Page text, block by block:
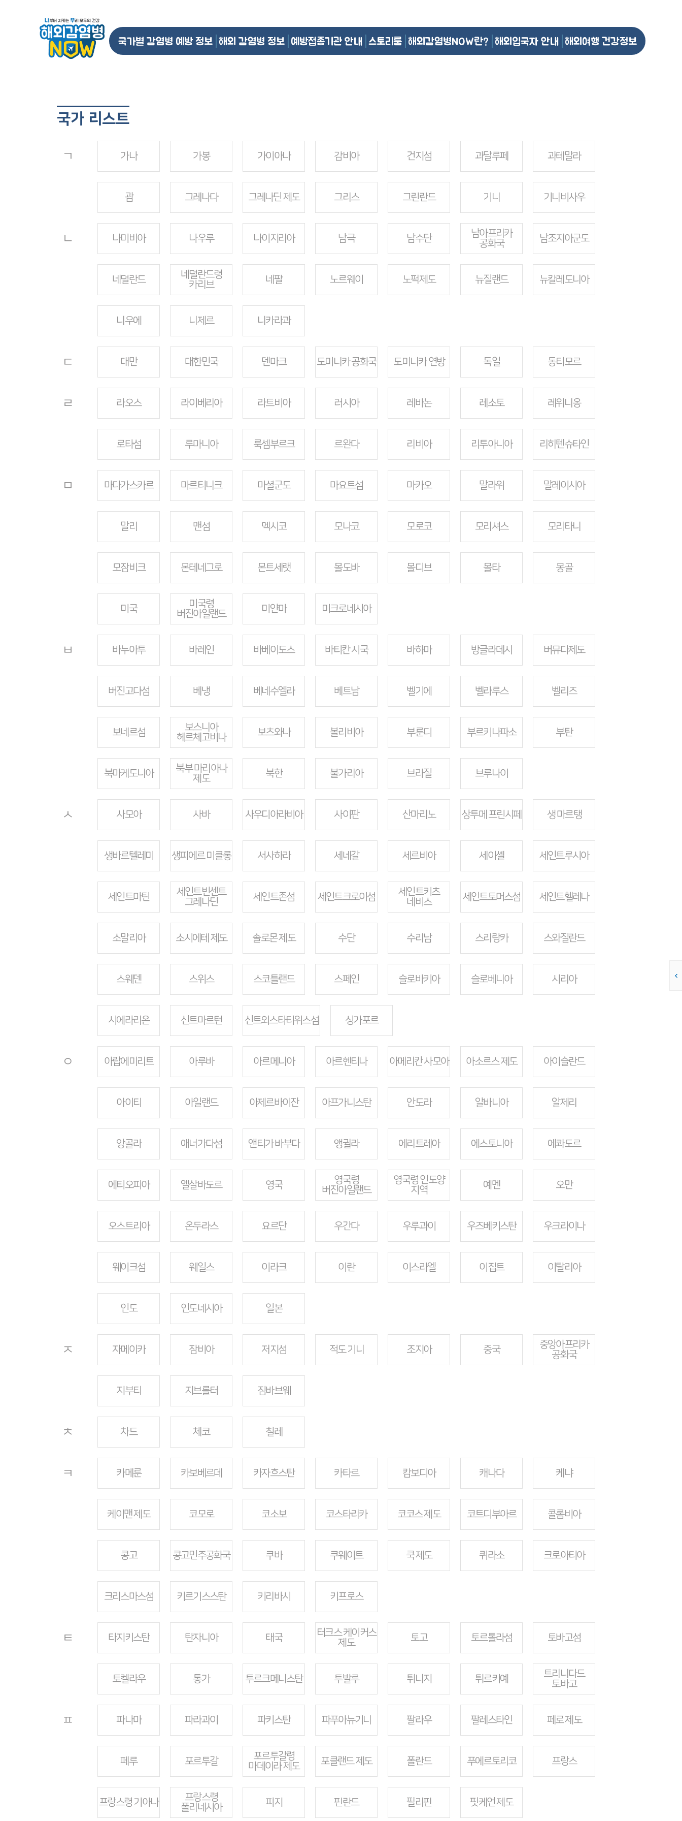
국가별 감염병 예방 정보 해외 감염병 정보 예방접종기관 안내 스토리룸 해외감염병NOW란? 해외입국자 안내 해외여행 건강정보
국가 리스트
ㄱ 가나 가봉 가이아나 감비아 건지섬 과달루페 과테말라
괌 그레나다 그레나딘 제도 그리스 그린란드 기니 기니비사우
ㄴ 나미비아 나우루 나이지리아 남극 남수단
남아프리카
공화국
남조지아군도
네덜란드
네덜란드령
카리브
네팔 노르웨이 노퍽제도 뉴질랜드 뉴칼레도니아
니우에 니제르 니카라과
ㄷ 대만 대한민국 덴마크 도미니카 공화국 도미니카 연방 독일 동티모르
ㄹ 라오스 라이베리아 라트비아 러시아 레바논 레소토 레위니옹
로타섬 루마니아 룩셈부르크 르완다 리비아 리투아니아 리히텐슈타인
ㅁ 마다가스카르 마르티니크 마셜군도 마요트섬 마카오 말라위 말레이시아
말리 맨섬 멕시코 모나코 모로코 모리셔스 모리타니
모잠비크 몬테네그로 몬트세랫 몰도바 몰디브 몰타 몽골
미국
미국령
버진아일랜드
미얀마 미크로네시아
ㅂ 바누아투 바레인 바베이도스 바티칸 시국 바하마 방글라데시 버뮤다제도
버진고다섬 베냉 베네수엘라 베트남 벨기에 벨라루스 벨리즈
보네르섬
보스니아
헤르체고비나
보츠와나 볼리비아 부룬디 부르키나파소 부탄
북마케도니아
북부 마리아나
제도
북한 불가리아 브라질 브루나이
ㅅ 사모아 사바 사우디아라비아 사이판 산마리노 상투메 프린시페 생 마르탱
생바르텔레미 생피에르 미클롱 서사하라 세네갈 세르비아 세이셸 세인트루시아
세인트마틴
세인트빈센트
그레나딘
세인트존섬 세인트크로이섬
세인트키츠
네비스
세인트토머스섬 세인트헬레나
소말리아 소시에테 제도 솔로몬 제도 수단 수리남 스리랑카 스와질란드
스웨덴 스위스 스코틀랜드 스페인 슬로바키아 슬로베니아 시리아
시에라리온 신트마르턴 신트외스타티위스섬 싱가포르
ㅇ 아랍에미리트 아루바 아르메니아 아르헨티나 아메리칸 사모아 아소르스 제도 아이슬란드
아이티 아일랜드 아제르바이잔 아프가니스탄 안도라 알바니아 알제리
앙골라 애너가다섬 앤티가 바부다 앵귈라 에리트레아 에스토니아 에콰도르
에티오피아 엘살바도르 영국
영국령
버진아일랜드
영국령 인도양
지역
예멘 오만
오스트리아 온두라스 요르단 우간다 우루과이 우즈베키스탄 우크라이나
웨이크섬 웨일스 이라크 이란 이스라엘 이집트 이탈리아
인도 인도네시아 일본
ㅈ 자메이카 잠비아 저지섬 적도 기니 조지아 중국
중앙아프리카
공화국
지부티 지브롤터 짐바브웨
ㅊ 차드 체코 칠레
ㅋ 카메룬 카보베르데 카자흐스탄 카타르 캄보디아 캐나다 케냐
케이맨 제도 코모로 코소보 코스타리카 코코스 제도 코트디부아르 콜롬비아
콩고 콩고민주공화국 쿠바 쿠웨이트 쿡 제도 퀴라소 크로아티아
크리스마스섬 키르기스스탄 키리바시 키프로스
ㅌ 타지키스탄 탄자니아 태국
터크스 케이커스
제도
토고 토르톨라섬 토바고섬
토켈라우 통가 투르크메니스탄 투발루 튀니지 튀르키예
트리니다드
토바고
ㅍ 파나마 파라과이 파키스탄 파푸아뉴기니 팔라우 팔레스타인 페로 제도
페루 포르투갈
포르투갈령
마데이라 제도
포클랜드 제도 폴란드 푸에르토리코 프랑스
프랑스령 기아나
프랑스령
폴리네시아
피지 핀란드 필리핀 핏케언 제도